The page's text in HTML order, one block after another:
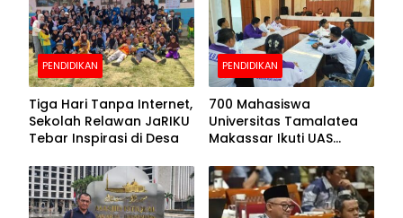
Dibuka
PENDIDIKAN
Tiga Hari Tanpa Internet,
Sekolah Relawan JaRIKU
Tebar Inspirasi di Desa
PENDIDIKAN
700 Mahasiswa
Universitas Tamalatea
Makassar Ikuti UAS